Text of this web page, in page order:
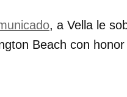
, a Vella le
Beach con